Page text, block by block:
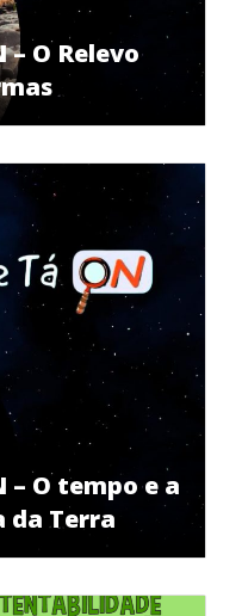
O Relevo
– O tempo e a
da Terra